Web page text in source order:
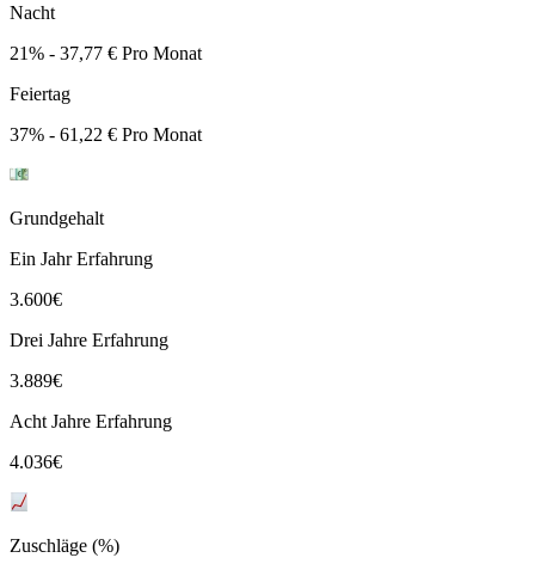
Nacht
21% - 37,77 € Pro Monat
Feiertag
37% - 61,22 € Pro Monat
Grundgehalt
Ein Jahr Erfahrung
3.600€
Drei Jahre Erfahrung
3.889€
Acht Jahre Erfahrung
4.036€
Zuschläge (%)